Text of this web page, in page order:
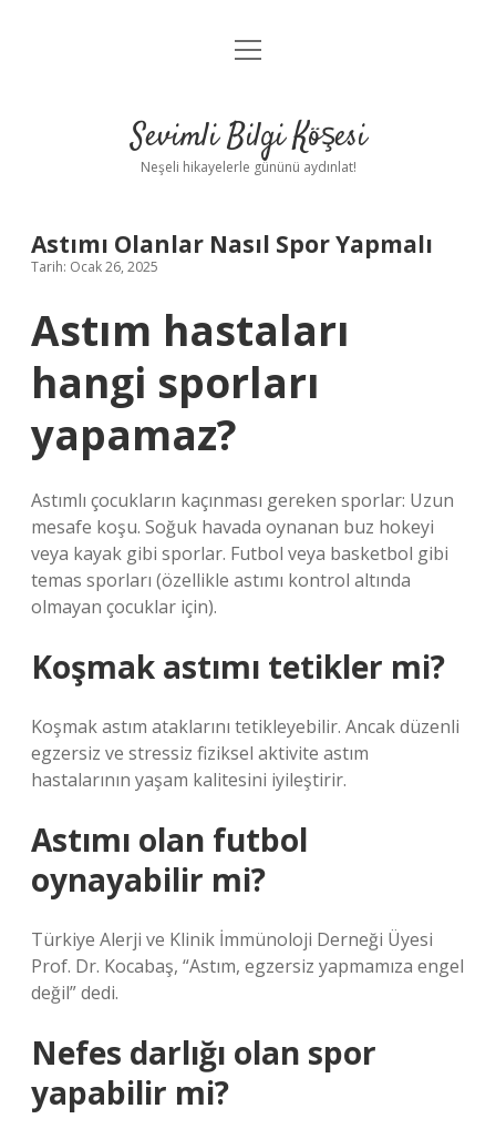
Anasayfa
Yasal Uyarı
menüyü
Sevimli Bilgi Köşesi
Neşeli hikayelerle gününü aydınlat!
Astımı Olanlar Nasıl Spor Yapmalı
Tarih: Ocak 26, 2025
Astım hastaları
hangi sporları
yapamaz?
Astımlı çocukların kaçınması gereken sporlar: Uzun
mesafe koşu. Soğuk havada oynanan buz hokeyi
veya kayak gibi sporlar. Futbol veya basketbol gibi
temas sporları (özellikle astımı kontrol altında
olmayan çocuklar için).
Koşmak astımı tetikler mi?
Koşmak astım ataklarını tetikleyebilir. Ancak düzenli
egzersiz ve stressiz fiziksel aktivite astım
hastalarının yaşam kalitesini iyileştirir.
Astımı olan futbol
oynayabilir mi?
Türkiye Alerji ve Klinik İmmünoloji Derneği Üyesi
Prof. Dr. Kocabaş, “Astım, egzersiz yapmamıza engel
değil” dedi.
Nefes darlığı olan spor
yapabilir mi?